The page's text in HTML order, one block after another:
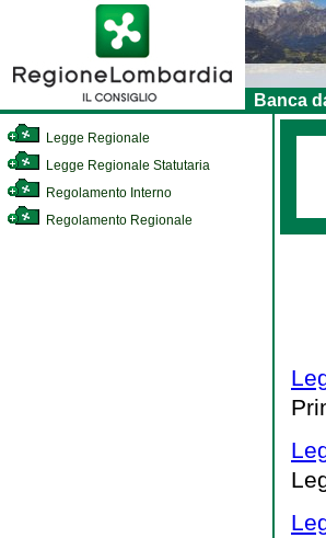
Banca
Legge Regionale
Legge Regionale Statutaria
Regolamento Interno
Regolamento Regionale